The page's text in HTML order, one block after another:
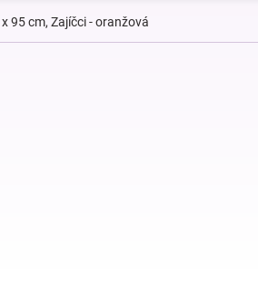
95 cm, Zajíčci - oranžová